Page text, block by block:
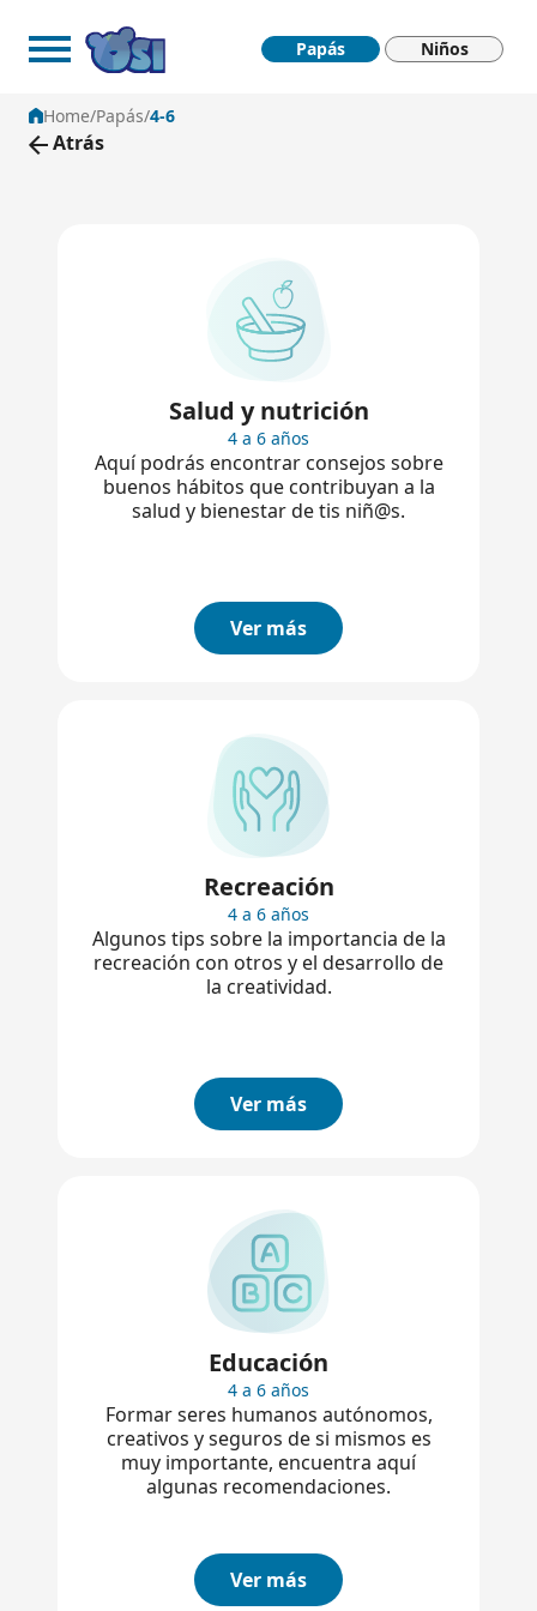
Saltar al contenido principal
4-6 - Papas Osi
Papás Niños
Home/Papás/4-6
Atrás
Salud y nutrición
4 a 6 años
Aquí podrás encontrar consejos sobre
buenos hábitos que contribuyan a la
salud y bienestar de tis niñ@s.
Ver más
Recreación
4 a 6 años
Algunos tips sobre la importancia de la
recreación con otros y el desarrollo de
la creatividad.
Ver más
Educación
4 a 6 años
Formar seres humanos autónomos,
creativos y seguros de si mismos es
muy importante, encuentra aquí
algunas recomendaciones.
Ver más